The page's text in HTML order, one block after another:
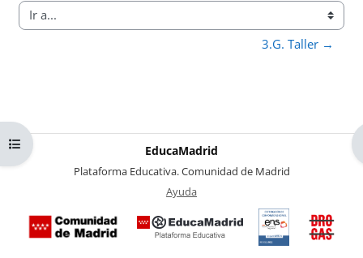
Abrir índice del curso
Ir a...
3.G. Taller →
EducaMadrid
Plataforma Educativa. Comunidad de Madrid
Ayuda
Certificación
de
conformidad
con el del